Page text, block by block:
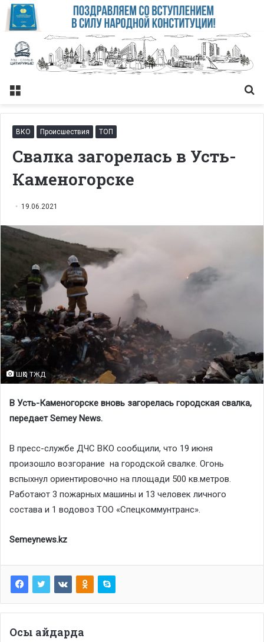
Меню
ВКО Происшествия ТОП
Свалка загорелась в Усть-
Каменогорске
19.06.2021
ШҚО ТЖД
В Усть-Каменогорске вновь загорелась городская свалка,
передает Semey News.
В пресс-службе ДЧС ВКО сообщили, что 19 июня
произошло возгорание на городской свалке. Огонь
вспыхнул ориентировочно на площади 500 кв.метров.
Работают 3 пожарных машины и 13 человек личного
состава и 1 водовоз ТОО «Спецкоммунтранс».
Semeynews.kz
Осы айдарда